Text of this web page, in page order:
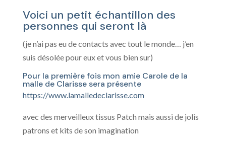
Voici un petit échantillon des
personnes qui seront là
(je n’ai pas eu de contacts avec tout le monde… j’en
suis désolée pour eux et vous bien sur)
Pour la première fois mon amie Carole de la
malle de Clarisse sera présente
https://www.lamalledeclarisse.com
avec des merveilleux tissus Patch mais aussi de jolis
patrons et kits de son imagination